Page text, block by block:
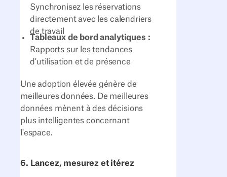
Synchronisez les réservations
directement avec les calendriers
de travail
Tableaux de bord analytiques :
Rapports sur les tendances
d'utilisation et de présence
Une adoption élevée génère de
meilleures données. De meilleures
données mènent à des décisions
plus intelligentes concernant
l'espace.
6. Lancez, mesurez et itérez